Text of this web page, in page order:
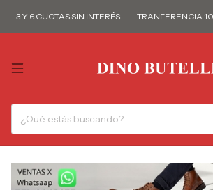
Y 6 CUOTAS SIN INTERÉS TRANFERENCIA 10%